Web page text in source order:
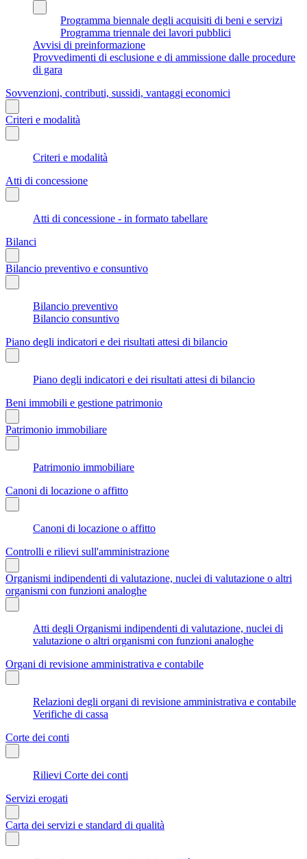
Programma biennale degli acquisiti di beni e servizi
Programma triennale dei lavori pubblici
Avvisi di preinformazione
Provvedimenti di esclusione e di ammissione dalle procedure
di gara
Sovvenzioni, contributi, sussidi, vantaggi economici
Criteri e modalità
Criteri e modalità
Atti di concessione
Atti di concessione - in formato tabellare
Bilanci
Bilancio preventivo e consuntivo
Bilancio preventivo
Bilancio consuntivo
Piano degli indicatori e dei risultati attesi di bilancio
Piano degli indicatori e dei risultati attesi di bilancio
Beni immobili e gestione patrimonio
Patrimonio immobiliare
Patrimonio immobiliare
Canoni di locazione o affitto
Canoni di locazione o affitto
Controlli e rilievi sull'amministrazione
Organismi indipendenti di valutazione, nuclei di valutazione o altri
organismi con funzioni analoghe
Atti degli Organismi indipendenti di valutazione, nuclei di
valutazione o altri organismi con funzioni analoghe
Organi di revisione amministrativa e contabile
Relazioni degli organi di revisione amministrativa e contabile
Verifiche di cassa
Corte dei conti
Rilievi Corte dei conti
Servizi erogati
Carta dei servizi e standard di qualità